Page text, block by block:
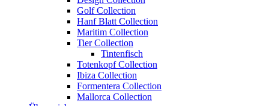
Golf Collection
Hanf Blatt Collection
Maritim Collection
Tier Collection
Tintenfisch
Totenkopf Collection
Ibiza Collection
Formentera Collection
Mallorca Collection